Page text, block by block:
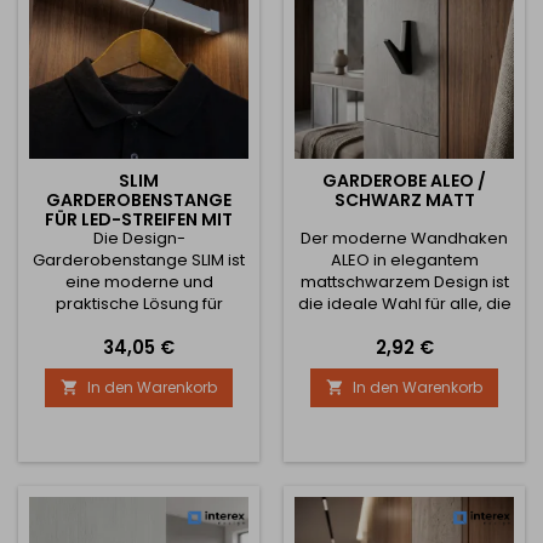
SLIM
GARDEROBENSTANGE
FÜR LED-STREIFEN MIT
ABDECKUNG / WEISS M
ATT
Die Design-
Garderobenstange SLIM ist
eine moderne und
praktische Lösung für
Einbauschränke und
Aufbewahrungsräume. Sie
vereint die Funktion einer
klassischen
Möglichkeit einer
Beleuchtung, wodurch Sie
einen besseren Überblick
Preis
34,05 €
 In den Warenkorb
GARDEROBE ALEO /
SCHWARZ MATT
Der moderne Wandhaken
ALEO in elegantem
mattschwarzem Design ist
die ideale Wahl für alle, die
minimalistischem Design
und praktischer Nutzung
suchen. Dank klarer
geometrischer Linien und
perfekt in den Flur, das
Schlafzimmer, Büro oder
den Kleiderschrank. ✅
Preis
2,92 €
 In den Warenkorb